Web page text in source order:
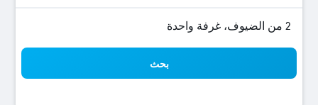
2 من الضيوف، غرفة واحدة
بحث